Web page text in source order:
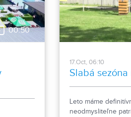
00:50
17.Oct, 06:10
Slabá
Leto máme
neodmysliteľne